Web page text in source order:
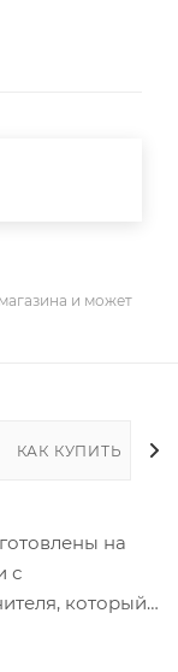
и может
КАК КУПИТЬ
на
с
который